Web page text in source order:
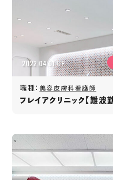
2022.04.01 UP
職種： 美容皮膚科看護師